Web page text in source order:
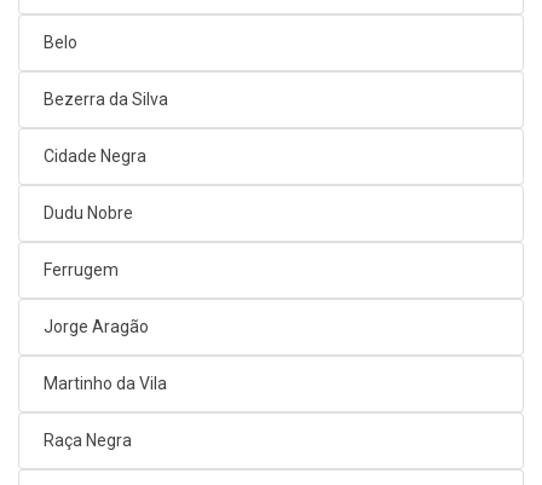
Belo
Bezerra da Silva
Cidade Negra
Dudu Nobre
Ferrugem
Jorge Aragão
Martinho da Vila
Raça Negra